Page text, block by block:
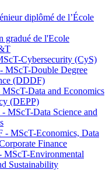
diplômé de l’École
gradué de l'Ecole
Cybersecurity (CyS)
MScT-Double Degree
(DDDF)
Data and Economics
(DEPP)
MScT-Data Science and
MScT-Economics, Data
Finance
MScT-Environmental
Sustainability